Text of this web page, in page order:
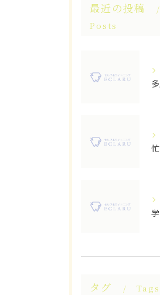
最近の投稿
Posts
タグ Tags